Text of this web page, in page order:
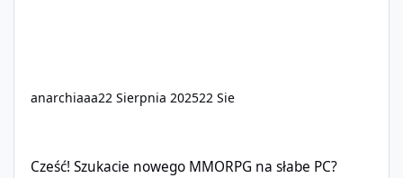
anarchiaaa22 Sierpnia 202522 Sie
Cześć! Szukacie nowego MMORPG na słabe PC?